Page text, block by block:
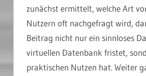
zunächst ermittelt, welche Art
Nutzern oft nachgefragt wird,
Beitrag nicht nur ein sinnloses
virtuellen Datenbank fristet,
praktischen Nutzen hat. Weiter